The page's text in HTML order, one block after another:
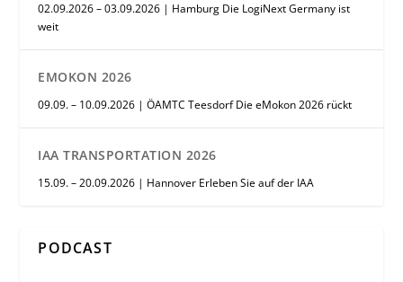
02.09.2026 – 03.09.2026 | Hamburg Die LogiNext Germany ist
weit
EMOKON 2026
09.09. – 10.09.2026 | ÖAMTC Teesdorf Die eMokon 2026 rückt
IAA TRANSPORTATION 2026
15.09. – 20.09.2026 | Hannover Erleben Sie auf der IAA
PODCAST